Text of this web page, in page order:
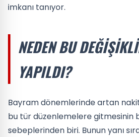
imkanı tanıyor.
NEDEN BU
YAPILDI?
Bayram dönemlerinde artan
bu tür düzenlemelere gitmesinin
sebeplerinden biri. Bunun yanı